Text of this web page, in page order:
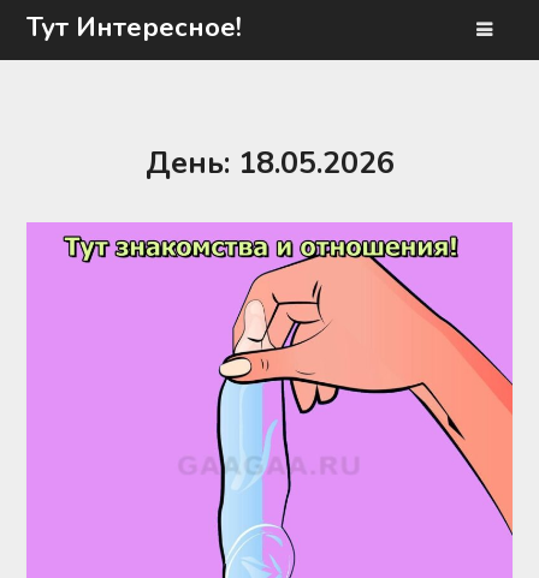
Перейти
Тут Интересное!
День: 18.05.2026